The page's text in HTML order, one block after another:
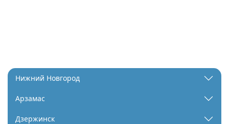
Нижний Новгород
Арзамас
Дзержинск